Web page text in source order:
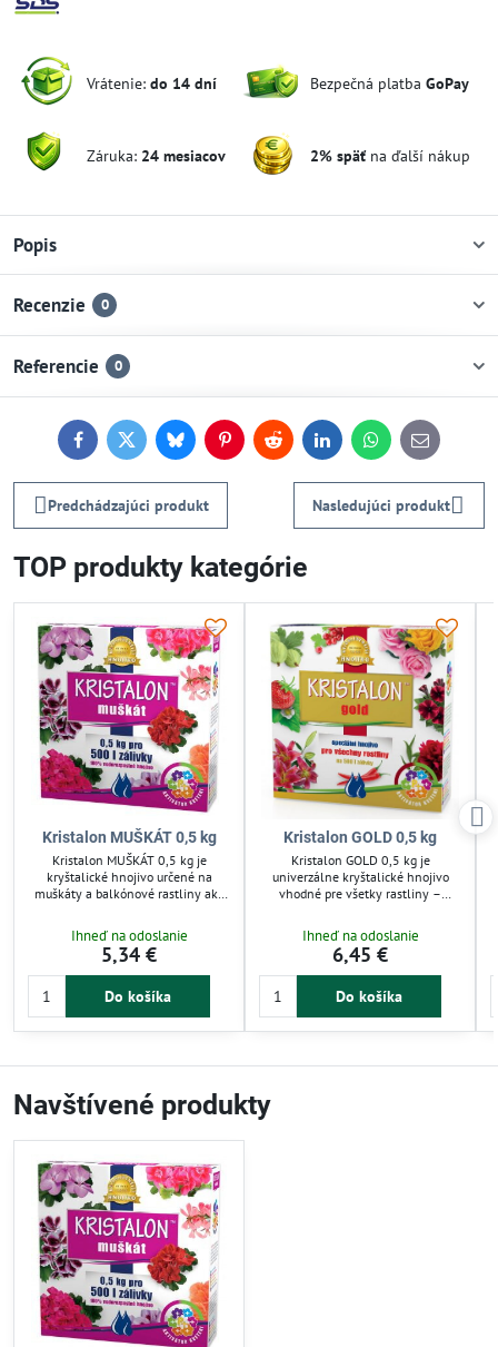
Vrátenie: do 14 dní Bezpečná platba GoPay
Záruka: 24 mesiacov 2% späťna ďalší nákup
Popis
Recenzie 0
Referencie 0
FacebookTwitterBlueskyPinterestReddit LinkedInWhatsApp
E-
mail
Predchádzajúci produkt Nasledujúci produkt
TOP produkty kategórie
Kristalon MUŠKÁT 0,5 kg
Kristalon MUŠKÁT 0,5 kg je
kryštalické hnojivo určené na
muškáty a balkónové rastliny ako
mikroprvky, ktoré podporujú
intenzívny rast, bohaté kvitnutie a
zdravý koreňový systém. Zabraňuje
žltnutiu listov a zlepšuje farebnosť
Ihneď na odoslanie
5,34 €
Do košíka
Kristalon GOLD 0,5 kg
Kristalon GOLD 0,5 kg je
univerzálne kryštalické hnojivo
vhodné pre všetky rastliny –
kvitnutia s polyfostátmi podporuje
bohaté kvitnutie a zdravý koreňový
systém. Zabraňuje žltnutiu listov a
zabezpečuje intenzívny rast.
Ihneď na odoslanie
6,45 €
Do košíka
Navštívené produkty